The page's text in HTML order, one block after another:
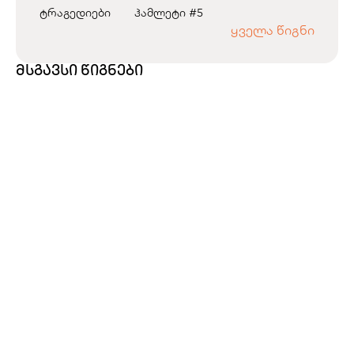
ტრაგედიები ჰამლეტი #5
ყველა წიგნი
მსგავსი წიგნები